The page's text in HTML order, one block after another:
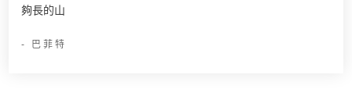
夠長的山
- 巴菲特